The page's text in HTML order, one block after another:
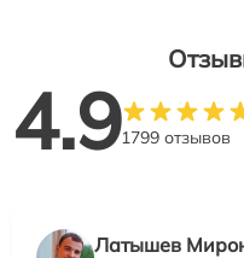
4.91799 отзывов
Латышев